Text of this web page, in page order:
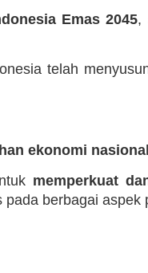
Emas 2045,
telah
ekonomi
memperkuat
berbagai aspek